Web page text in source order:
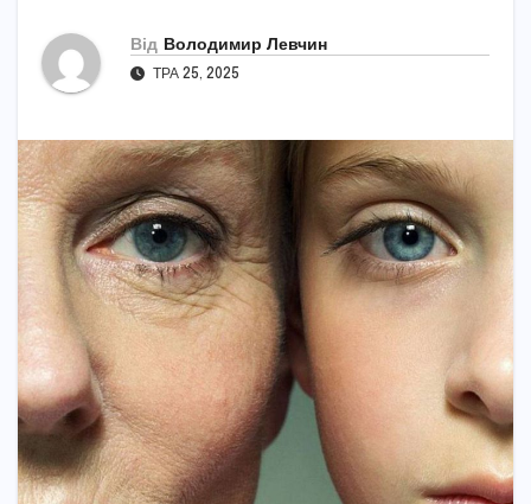
Від Володимир Левчин
ТРА 25, 2025